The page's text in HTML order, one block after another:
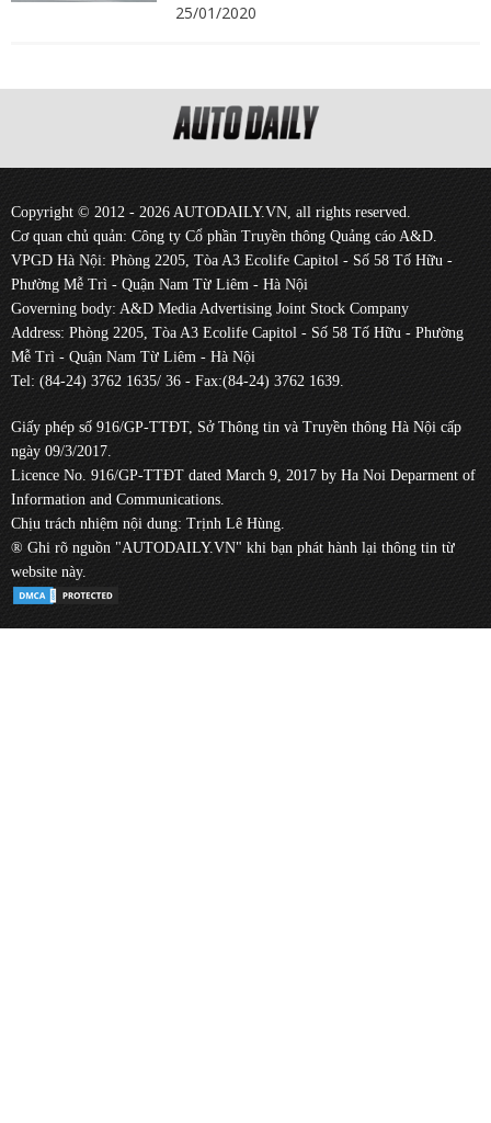
25/01/2020
Copyright © 2012 - 2026 AUTODAILY.VN, all rights reserved.
Cơ quan chủ quản: Công ty Cổ phần Truyền thông Quảng cáo A&D.
VPGD Hà Nội: Phòng 2205, Tòa A3 Ecolife Capitol - Số 58 Tố Hữu -
Phường Mễ Trì - Quận Nam Từ Liêm - Hà Nội
Governing body: A&D Media Advertising Joint Stock Company
Address: Phòng 2205, Tòa A3 Ecolife Capitol - Số 58 Tố Hữu - Phường
Mễ Trì - Quận Nam Từ Liêm - Hà Nội
Tel: (84-24) 3762 1635/ 36 - Fax:(84-24) 3762 1639.
Giấy phép số 916/GP-TTĐT, Sở Thông tin và Truyền thông Hà Nội cấp
ngày 09/3/2017.
Licence No. 916/GP-TTĐT dated March 9, 2017 by Ha Noi Deparment of
Information and Communications.
Chịu trách nhiệm nội dung: Trịnh Lê Hùng.
® Ghi rõ nguồn "AUTODAILY.VN" khi bạn phát hành lại thông tin từ
website này.